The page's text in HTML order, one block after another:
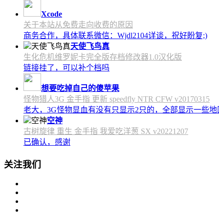
Xcode
关于本站从免费走向收费的原因
商务合作，具体联系微信：Wjdl2104详谈，祝好盼复;)
天使飞鸟真
生化危机维罗妮卡完全版存档修改器1.0汉化版
链接挂了，可以补个档吗
想要吃掉自己的傻苹果
怪物猎人3G 金手指 更新 speedfly NTR CFW v20170315
老大，3G怪物显血有没有只显示2只的，全部显示一些
空神
古树旋律 重生 金手指 我爱吃洋葱 SX v20221207
已确认，感谢
关注我们